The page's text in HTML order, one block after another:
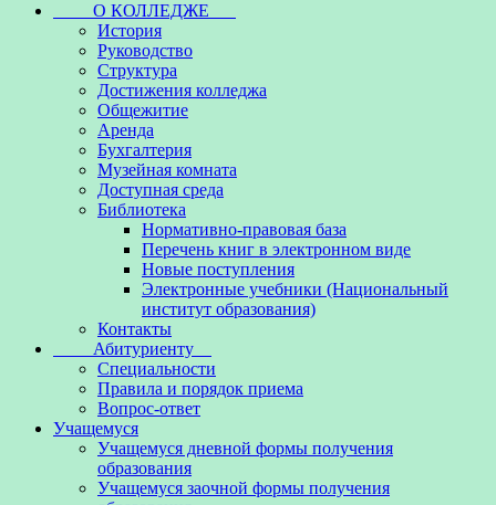
О КОЛЛЕДЖЕ
История
Руководство
Структура
Достижения колледжа
Общежитие
Аренда
Бухгалтерия
Музейная комната
Доступная среда
Библиотека
Нормативно-правовая база
Перечень книг в электронном виде
Новые поступления
Электронные учебники (Национальный
институт образования)
Контакты
Абитуриенту
Специальности
Правила и порядок приема
Вопрос-ответ
Учащемуся
Учащемуся дневной формы получения
образования
Учащемуся заочной формы получения